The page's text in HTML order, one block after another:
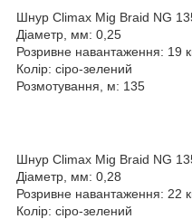
Шнур Climax Mig Braid NG
Діаметр, мм: 0,25
Розривне навантаження: 19
Колір: сіро-зелений
Розмотування, м: 135
Шнур Climax Mig Braid NG
Діаметр, мм: 0,28
Розривне навантаження: 22
Колір: сіро-зелений